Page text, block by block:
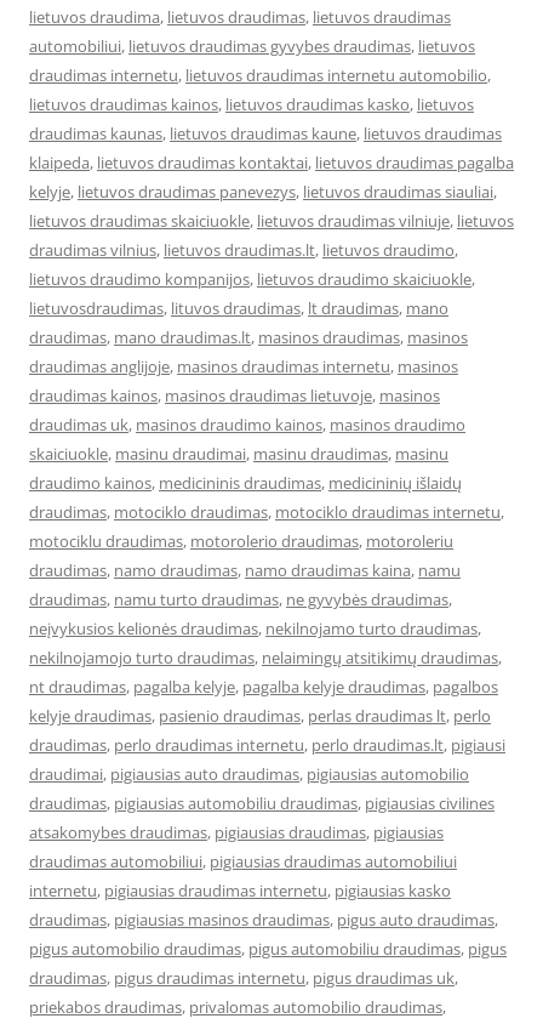
lietuvos draudima, lietuvos draudimas, lietuvos draudimas
automobiliui, lietuvos draudimas gyvybes draudimas, lietuvos
draudimas internetu, lietuvos draudimas internetu automobilio,
lietuvos draudimas kainos, lietuvos draudimas kasko, lietuvos
draudimas kaunas, lietuvos draudimas kaune, lietuvos draudimas
klaipeda, lietuvos draudimas kontaktai, lietuvos draudimas pagalba
kelyje, lietuvos draudimas panevezys, lietuvos draudimas siauliai,
lietuvos draudimas skaiciuokle, lietuvos draudimas vilniuje, lietuvos
draudimas vilnius, lietuvos draudimas.lt, lietuvos draudimo,
lietuvos draudimo kompanijos, lietuvos draudimo skaiciuokle,
lietuvosdraudimas, lituvos draudimas, lt draudimas, mano
draudimas, mano draudimas.lt, masinos draudimas, masinos
draudimas anglijoje, masinos draudimas internetu, masinos
draudimas kainos, masinos draudimas lietuvoje, masinos
draudimas uk, masinos draudimo kainos, masinos draudimo
skaiciuokle, masinu draudimai, masinu draudimas, masinu
draudimo kainos, medicininis draudimas, medicininių išlaidų
draudimas, motociklo draudimas, motociklo draudimas internetu,
motociklu draudimas, motorolerio draudimas, motoroleriu
draudimas, namo draudimas, namo draudimas kaina, namu
draudimas, namu turto draudimas, ne gyvybės draudimas,
neįvykusios kelionės draudimas, nekilnojamo turto draudimas,
nekilnojamojo turto draudimas, nelaimingų atsitikimų draudimas,
nt draudimas, pagalba kelyje, pagalba kelyje draudimas, pagalbos
kelyje draudimas, pasienio draudimas, perlas draudimas lt, perlo
draudimas, perlo draudimas internetu, perlo draudimas.lt, pigiausi
draudimai, pigiausias auto draudimas, pigiausias automobilio
draudimas, pigiausias automobiliu draudimas, pigiausias civilines
atsakomybes draudimas, pigiausias draudimas, pigiausias
draudimas automobiliui, pigiausias draudimas automobiliui
internetu, pigiausias draudimas internetu, pigiausias kasko
draudimas, pigiausias masinos draudimas, pigus auto draudimas,
pigus automobilio draudimas, pigus automobiliu draudimas, pigus
draudimas, pigus draudimas internetu, pigus draudimas uk,
priekabos draudimas, privalomas automobilio draudimas,